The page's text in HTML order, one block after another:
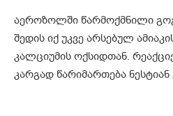
აეროზოლში წარმოქმნილი
შედის იქ უკვე არსებულ
კალციუმის ოქსიდთან.
კარგად წარიმართება ნესტიან